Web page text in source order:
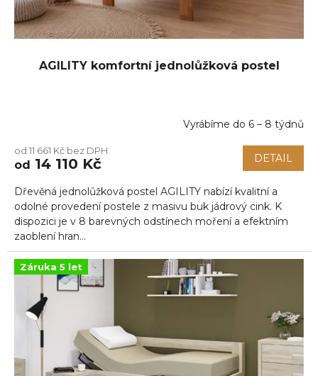
ů
AGILITY komfortní jednolůžková postel
Vyrábíme do 6 – 8 týdnů
od 11 661 Kč bez DPH
od 14 110 Kč DETAIL
Dřevěná jednolůžková postel AGILITY nabízí kvalitní a
odolné provedení postele z masivu buk jádrový cink. K
dispozici je v 8 barevných odstínech moření a efektním
zaoblení hran...
Záruka 5 let